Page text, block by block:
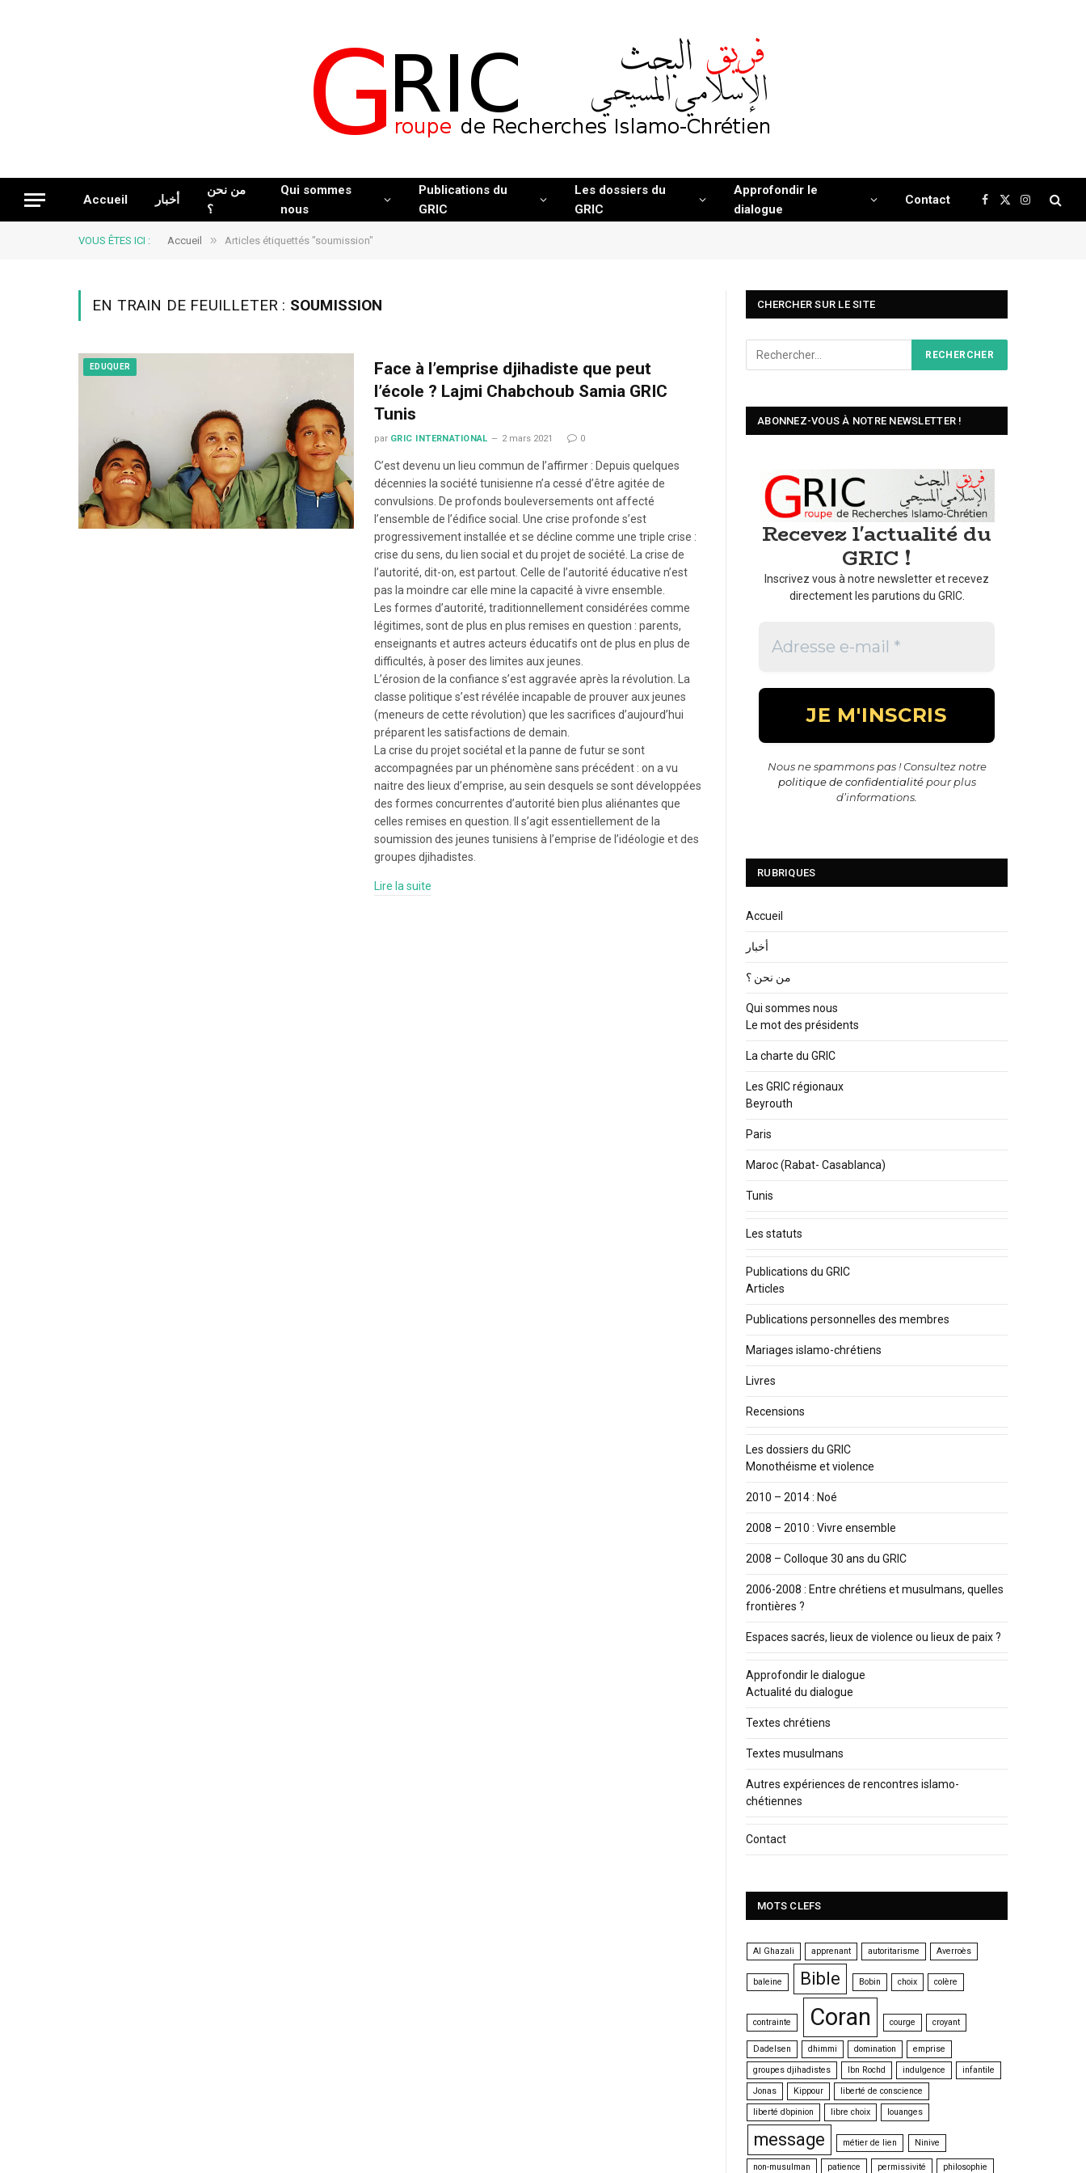
Accueil أخبار
من نحن
؟
Qui sommes
nous
Publications du
GRIC
Les dossiers du
GRIC
Approfondir le
dialogue
Contact Facebook
X
(Twitter)
Instagram
VOUS ÊTES ICI : Accueil » Articles étiquettés "soumission"
EN TRAIN DE FEUILLETER : SOUMISSION
EDUQUER
Face à l’emprise djihadiste que peut
l’école ? Lajmi Chabchoub Samia GRIC
Tunis
par GRIC INTERNATIONAL 2 mars 2021 0
C’est devenu un lieu commun de l’affirmer : Depuis quelques
décennies la société tunisienne n’a cessé d’être agitée de
convulsions. De profonds bouleversements ont affecté
l’ensemble de l’édifice social. Une crise profonde s’est
progressivement installée et se décline comme une triple crise :
crise du sens, du lien social et du projet de société. La crise de
l’autorité, dit-on, est partout. Celle de l’autorité éducative n’est
pas la moindre car elle mine la capacité à vivre ensemble.
Les formes d’autorité, traditionnellement considérées comme
légitimes, sont de plus en plus remises en question : parents,
enseignants et autres acteurs éducatifs ont de plus en plus de
difficultés, à poser des limites aux jeunes.
L’érosion de la confiance s’est aggravée après la révolution. La
classe politique s’est révélée incapable de prouver aux jeunes
(meneurs de cette révolution) que les sacrifices d’aujourd’hui
préparent les satisfactions de demain.
La crise du projet sociétal et la panne de futur se sont
accompagnées par un phénomène sans précédent : on a vu
naitre des lieux d’emprise, au sein desquels se sont développées
des formes concurrentes d’autorité bien plus aliénantes que
celles remises en question. Il s’agit essentiellement de la
soumission des jeunes tunisiens à l’emprise de l’idéologie et des
groupes djihadistes.
Lire la suite
CHERCHER SUR LE SITE
ABONNEZ-VOUS À NOTRE NEWSLETTER !
Recevez l'actualité du
GRIC !
Inscrivez vous à notre newsletter et recevez
directement les parutions du GRIC.
Nous ne spammons pas ! Consultez notre
politique de confidentialitépour plus
d’informations.
RUBRIQUES
Accueil
أخبار
من نحن ؟
Qui sommes nous
Le mot des présidents
La charte du GRIC
Les GRIC régionaux
Beyrouth
Paris
Maroc (Rabat- Casablanca)
Tunis
Les statuts
Publications du GRIC
Articles
Publications personnelles des membres
Mariages islamo-chrétiens
Livres
Recensions
Les dossiers du GRIC
Monothéisme et violence
2010 – 2014 : Noé
2008 – 2010 : Vivre ensemble
2008 – Colloque 30 ans du GRIC
2006-2008 : Entre chrétiens et musulmans, quelles
frontières ?
Espaces sacrés, lieux de violence ou lieux de paix ?
Approfondir le dialogue
Actualité du dialogue
Textes chrétiens
Textes musulmans
Autres expériences de rencontres islamo-
chétiennes
Contact
MOTS CLEFS
Al Ghazali apprenant autoritarisme Averroès
baleine Bible Bobin choix colère
contrainte Coran courge croyant
Dadelsen dhimmi domination
emprise
groupes djihadistes
Ibn Rochd indulgence
infantile
Jonas
Kippour
liberté de conscience
liberté d’opinion
libre choix louanges
message métier de lien Ninive
non-musulman patience permissivité philosophie